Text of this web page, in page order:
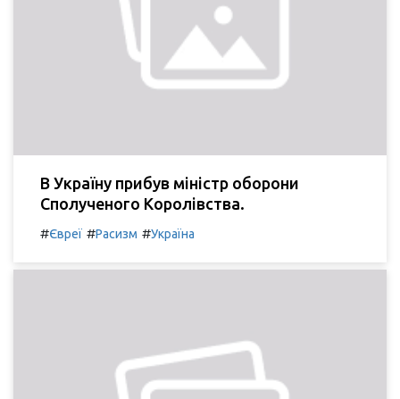
В Україну прибув міністр оборони
Сполученого Королівства.
#Євреї #Расизм #Україна